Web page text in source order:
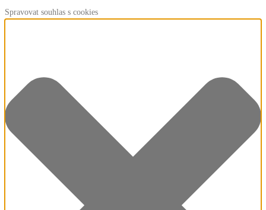
Spravovat souhlas s cookies